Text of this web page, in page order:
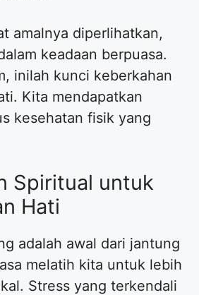
amalnya diperlihatkan,
keadaan berpuasa.
inilah kunci keberkahan
Kita mendapatkan
kesehatan fisik yang
Spiritual untuk
Hati
adalah awal dari jantung
melatih kita untuk lebih
Stress yang terkendali